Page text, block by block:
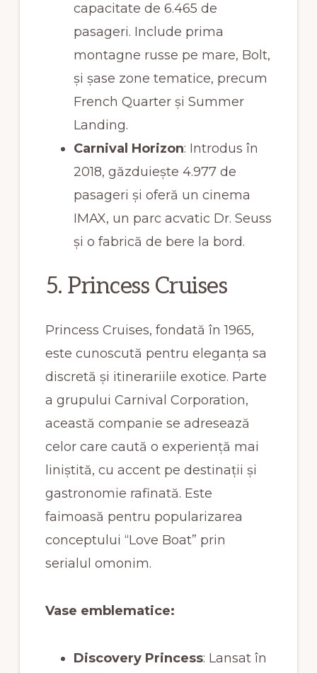
capacitate de 6.465 de
pasageri. Include prima
montagne russe pe mare, Bolt,
și șase zone tematice, precum
French Quarter și Summer
Landing.
Carnival Horizon: Introdus în
2018, găzduiește 4.977 de
pasageri și oferă un cinema
IMAX, un parc acvatic Dr. Seuss
și o fabrică de bere la bord.
5. Princess Cruises
Princess Cruises, fondată în 1965,
este cunoscută pentru eleganța sa
discretă și itinerariile exotice. Parte
a grupului Carnival Corporation,
această companie se adresează
celor care caută o experiență mai
liniștită, cu accent pe destinații și
gastronomie rafinată. Este
faimoasă pentru popularizarea
conceptului “Love Boat” prin
serialul omonim.
Vase emblematice:
Discovery Princess: Lansat în